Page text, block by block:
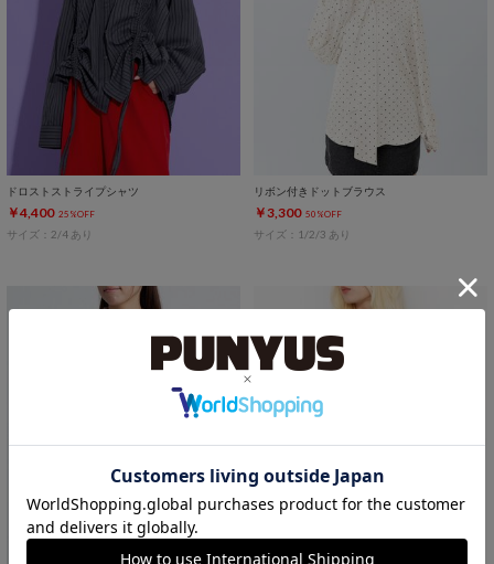
ドロストストライプシャツ
￥4,400 25%OFF
サイズ：2/4 あり
リボン付きドットブラウス
￥3,300 50%OFF
サイズ：1/2/3 あり